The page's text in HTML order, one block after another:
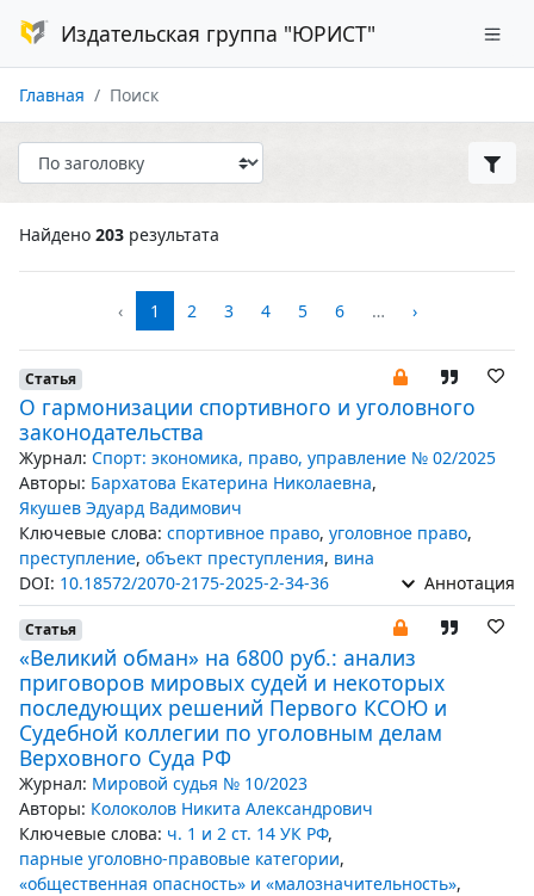
Издательская группа "ЮРИСТ"
Главная Поиск
Найдено 203 результата
‹ 1 2 3 4 5 6 … ›
Статья
O гармонизации спортивного и уголовного
законодательства
Журнал: Спорт: экономика, право, управление № 02/2025
Авторы: Бархатова Екатерина Николаевна,
Якушев Эдуард Вадимович
Ключевые слова: спортивное право, уголовное право,
преступление, объект преступления, вина
DOI: 10.18572/2070-2175-2025-2-34-36 Аннотация
Статья
«Великий обман» на 6800 руб.: анализ
приговоров мировых судей и некоторых
последующих решений Первого КСОЮ и
Судебной коллегии по уголовным делам
Верховного Суда РФ
Журнал: Мировой судья № 10/2023
Авторы: Колоколов Никита Александрович
Ключевые слова: ч. 1 и 2 ст. 14 УК РФ,
парные уголовно-правовые категории,
«общественная опасность» и «малозначительность»,